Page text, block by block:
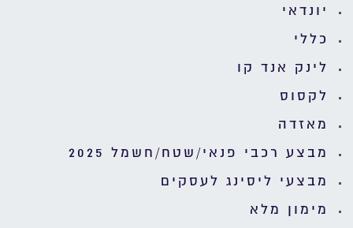
יונדאי
כללי
לינק אנד קו
לקסוס
מאזדה
מבצע רכבי פנאי/שטח/חשמל 2025
מבצעי ליסינג לעסקים
מימון מלא